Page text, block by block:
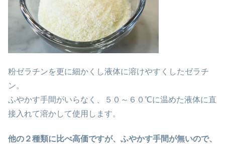
粉ゼラチンを更に細かくし液体に溶けやすくしたゼラチ
ン。
ふやかす手間がいらなく、５０～６０℃に温めた液体に直
接入れて溶かして使用します。
他の２種類に比べ高価ですが、ふやかす手間が無いので、